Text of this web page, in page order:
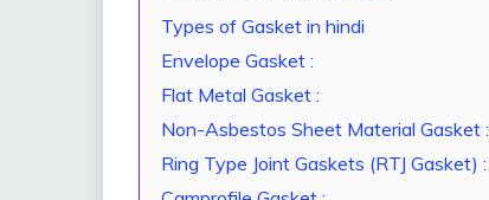
2023Types of Gasket in hindi
Envelope Gasket :
Flat Metal Gasket :
Non-Asbestos Sheet Material Gasket :
Ring Type Joint Gaskets (RTJ Gasket) :